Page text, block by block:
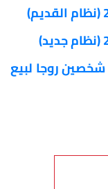
شخصين روجا لبيع